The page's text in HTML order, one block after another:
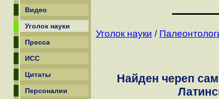
Видео
Уголок науки
Пресса
ИСС
Цитаты
Персоналии
Уголок науки /
Найден череп